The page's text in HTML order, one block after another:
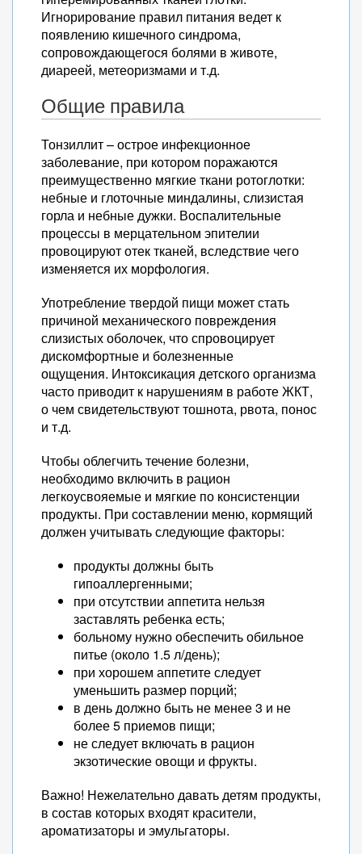
Игнорирование правил питания ведет к
появлению кишечного синдрома,
сопровождающегося болями в животе,
диареей, метеоризмами и т.д.
Общие правила
Тонзиллит – острое инфекционное
заболевание, при котором поражаются
преимущественно мягкие ткани ротоглотки:
небные и глоточные миндалины, слизистая
горла и небные дужки. Воспалительные
процессы в мерцательном эпителии
провоцируют отек тканей, вследствие чего
изменяется их морфология.
Употребление твердой пищи может стать
причиной механического повреждения
слизистых оболочек, что спровоцирует
дискомфортные и болезненные
ощущения. Интоксикация детского организма
часто приводит к нарушениям в работе ЖКТ,
о чем свидетельствуют тошнота, рвота, понос
и т.д.
Чтобы облегчить течение болезни,
необходимо включить в рацион
легкоусвояемые и мягкие по консистенции
продукты. При составлении меню, кормящий
должен учитывать следующие факторы:
продукты должны быть
гипоаллергенными;
при отсутствии аппетита нельзя
заставлять ребенка есть;
больному нужно обеспечить обильное
питье (около 1.5 л/день);
при хорошем аппетите следует
уменьшить размер порций;
в день должно быть не менее 3 и не
более 5 приемов пищи;
не следует включать в рацион
экзотические овощи и фрукты.
Важно! Нежелательно давать детям продукты,
в состав которых входят красители,
ароматизаторы и эмульгаторы.